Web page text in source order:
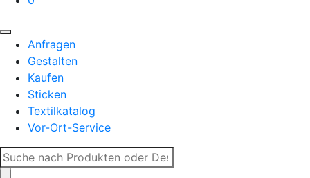
Anfragen
Gestalten
Kaufen
Sticken
Textilkatalog
Vor-Ort-Service
Suche
nach: